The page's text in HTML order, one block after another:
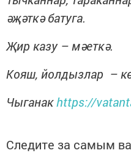
әҗәткә батуга.
Җир казу – мәеткә.
Кояш, йолдызлар –
Чыганакhttps://
Следите за самым